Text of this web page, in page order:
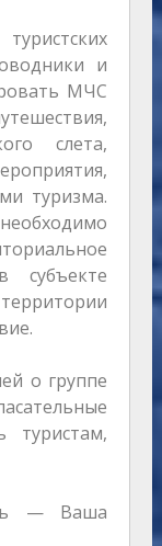
и
МЧС
слета,
туризма.
субъекте
о группе
туристам,
— Ваша